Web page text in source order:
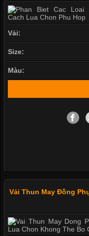
Vải:
Size:
Màu:
Vải Thun May Đồng